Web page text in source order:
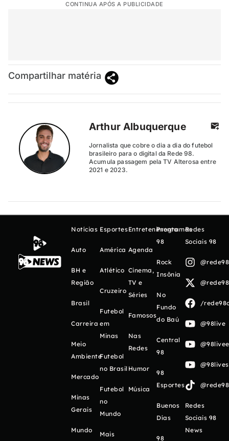
CONTINUA APÓS A PUBLICIDADE
Compartilhar matéria
Arthur Albuquerque
Jornalista que cobre o dia a dia do futebol
brasileiro para o digital da Rede 98.
Acumula passagem pela TV Alterosa entre
2021 e 2023.
Notícias
Auto
BH e
Região
Brasil
Carreira
Meio
Ambiente
Mercado
Minas
Gerais
Mundo
Esportes
América
Atlético
Cruzeiro
Futebol
em
Minas
Futebol
no Brasil
Futebol
no
Mundo
Mais
Entretenimento
Agenda
Cinema,
TV e
Séries
Famosos
Nas
Redes
Humor
Música
Programas
98
Rock
Insônia
No
Fundo
do Baú
Central
98
98
Esportes
Buenos
Días
98
Redes
Sociais 98
/
@98live
Redes
Sociais 98
News